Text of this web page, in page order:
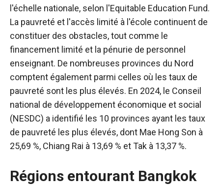
l'échelle nationale, selon l'Equitable Education Fund.
La pauvreté et l'accès limité à l'école continuent de
constituer des obstacles, tout comme le
financement limité et la pénurie de personnel
enseignant. De nombreuses provinces du Nord
comptent également parmi celles où les taux de
pauvreté sont les plus élevés. En 2024, le Conseil
national de développement économique et social
(NESDC) a identifié les 10 provinces ayant les taux
de pauvreté les plus élevés, dont Mae Hong Son à
25,69 %, Chiang Rai à 13,69 % et Tak à 13,37 %.
Régions entourant Bangkok